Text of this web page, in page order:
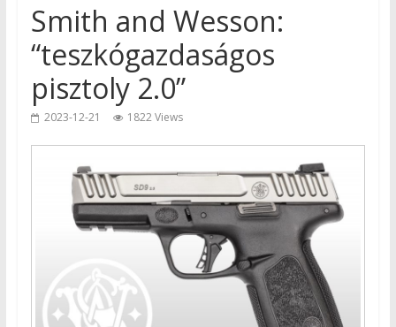
Smith and Wesson:
“teszkógazdaságos
pisztoly 2.0”
2023-12-21 1822 Views